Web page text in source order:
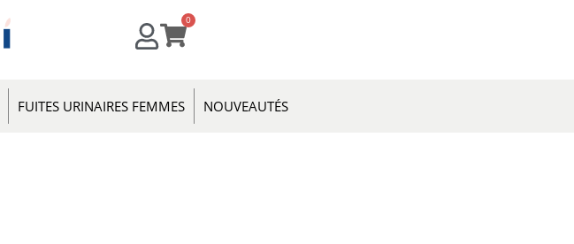
0
FUITES URINAIRES FEMMES NOUVEAUTÉS